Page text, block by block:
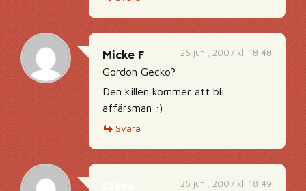
26 juni, 2007 kl. 18:48
Micke F
Gordon Gecko?
Den killen kommer att bli
affärsman :)
Svara
26 juni, 2007 kl. 18:49